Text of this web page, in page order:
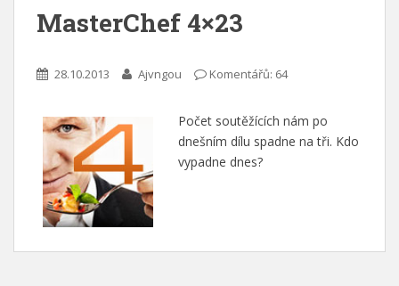
MasterChef 4×23
28.10.2013 Ajvngou Komentářů: 64
Počet soutěžících nám po
dnešním dílu spadne na tři. Kdo
vypadne dnes?